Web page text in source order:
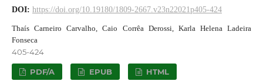
DOI: https://doi.org/10.19180/1809-2667.v23n22021p405-424
Thaís Carneiro Carvalho, Caio Corrêa Derossi, Karla Helena Ladeira
Fonseca
405-424
PDF/A EPUB HTML